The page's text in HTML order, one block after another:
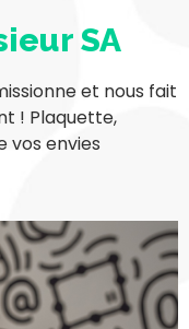
SA
et nous fait
! Plaquette,
vos envies